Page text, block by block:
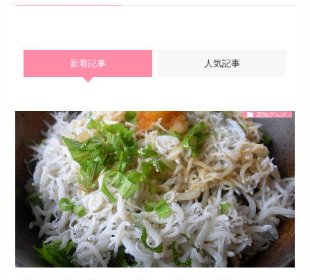
新着記事 人気記事
高知グルメ